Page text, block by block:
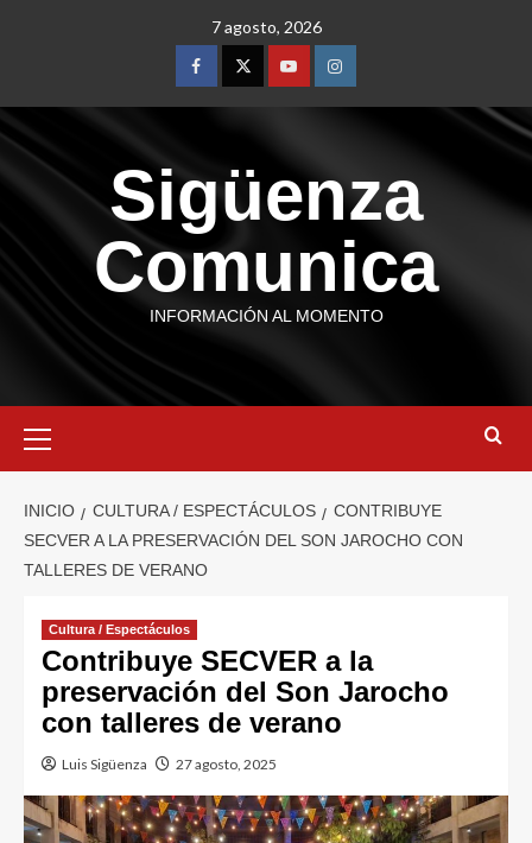
7 agosto, 2026
Sigüenza
Comunica
INFORMACIÓN AL MOMENTO
INICIO CULTURA / ESPECTÁCULOS
CONTRIBUYE
SECVER A LA PRESERVACIÓN DEL SON JAROCHO CON
TALLERES DE VERANO
Cultura / Espectáculos
Contribuye SECVER a la
preservación del Son Jarocho
con talleres de verano
Luis Sigüenza 27 agosto, 2025